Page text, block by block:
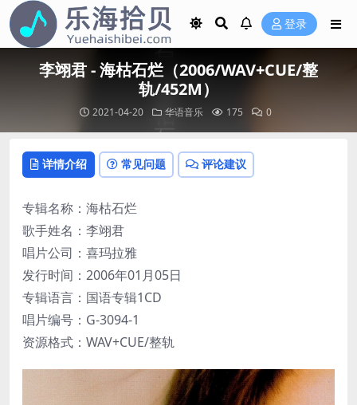
登录
李翊君 - 海枯石烂（2006/WAV+CUE/整
轨/452M）
2021-04-20 华语音乐 175 0
详情介绍 常见问题 评论建议
专辑名称：海枯石烂
歌手姓名：李翊君
唱片公司：喜玛拉雅
发行时间：2006年01月05日
专辑语言：国语专辑1CD
唱片编号：G-3094-1
资源格式：WAV+CUE/整轨